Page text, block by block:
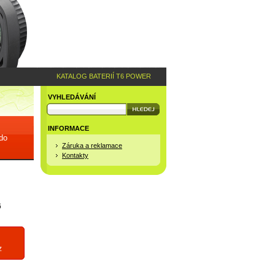
VYHLEDÁVÁNÍ
INFORMACE
Záruka a reklamace
Kontakty
KATALOG BATERIÍ T6 POWER